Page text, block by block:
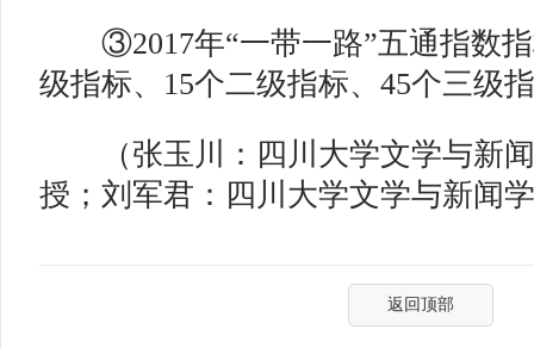
③2017年“一带一路”五通指数指
级指标、15个二级指标、45个三级
（张玉川：四川大学文学与新闻
授；刘军君：四川大学文学与新闻
返回顶部